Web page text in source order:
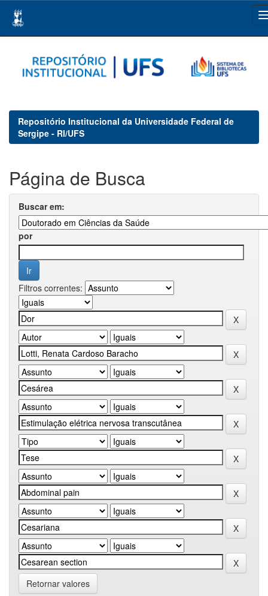
navigation
Repositório Institucional da Universidade Federal de
Sergipe - RI/UFS
Página de Busca
Buscar em:
por
Filtros correntes:
Retornar valores